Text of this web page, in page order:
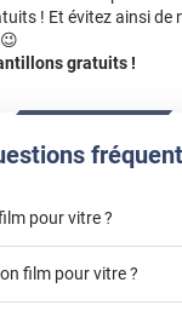
! Et évitez ainsi de
gratuits !
pour vitre ?
film pour vitre ?